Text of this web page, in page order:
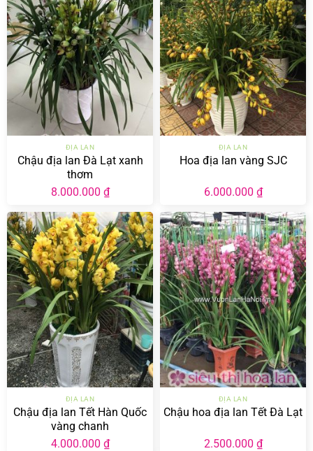
ĐỊA LAN
Chậu địa lan Đà Lạt xanh
thơm
8.000.000 ₫
ĐỊA LAN
Hoa địa lan vàng SJC
6.000.000 ₫
ĐỊA LAN
Chậu địa lan Tết Hàn Quốc
vàng chanh
4.000.000 ₫
ĐỊA LAN
Chậu hoa địa lan Tết Đà Lạt
2.500.000 ₫